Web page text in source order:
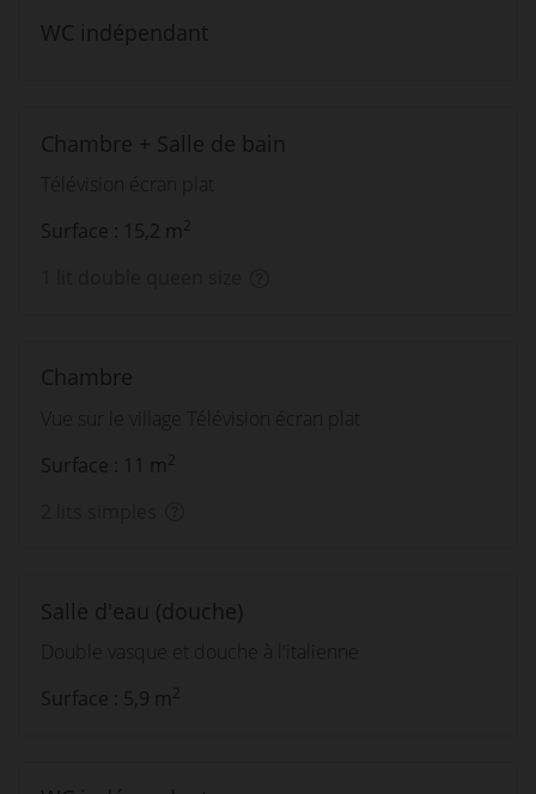
WC indépendant
Chambre + Salle de bain
Télévision écran plat
Surface : 15,2 m2
Chambre
Vue sur le village Télévision écran plat
Surface : 11 m2
Salle d'eau (douche)
Double vasque et douche à l'italienne
Surface : 5,9 m2